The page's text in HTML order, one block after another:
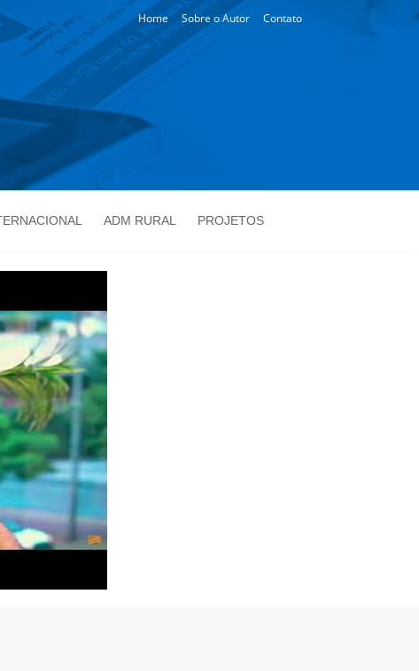
Home Sobre o Autor Contato
ADM RURAL PROJETOS